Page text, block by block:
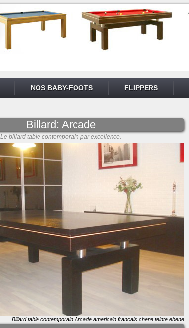
NOS BABY-FOOTS FLIPPERS
Billard: Arcade
Le billard table contemporain par excellence.
Billard table contemporain Arcade americain francais chene teinte ebene